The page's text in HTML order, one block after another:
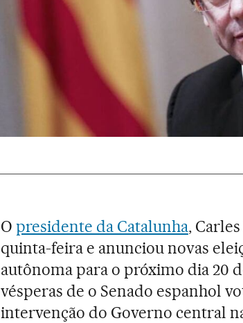
Opresidente da Catalunha,
quinta-feira e anunciou novas
autônoma para o próximo dia 20
vésperas de o Senado espanhol
intervenção do Governo central